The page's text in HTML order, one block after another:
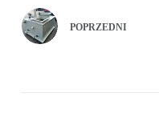
POPRZEDNI